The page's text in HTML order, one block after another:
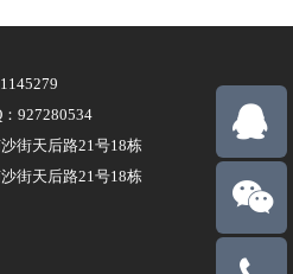
927280534
街天后路21号18栋
街天后路21号18栋